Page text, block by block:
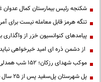
شکنجه رئیس بیمارستان کمال عدوان
تنگه هرمز قابل معامله نیست برای
پیامدهای کنوانسیون خزر از
از دشمن ذره ای امید خیرخواهی
موکب شهدای رزکان؛ ۱۵۲ شب همدلی، خدمت و میزبانی از مردم ولایت‌مدار شهریار
پل شهرستان پل‌سفید پس از ۲۵ سال به مرحله بهره‌برداری رسید